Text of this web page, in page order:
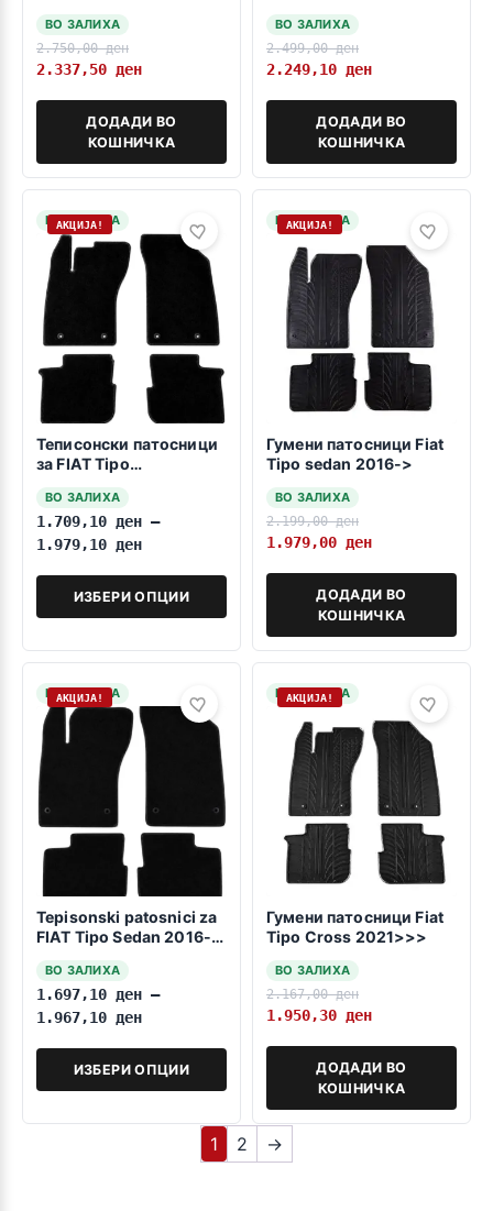
ВО ЗАЛИХА
2.750,00ден
2.337,50 ден
ДОДАДИ ВО
КОШНИЧКА
ВО ЗАЛИХА
2.499,00ден
2.249,10 ден
ДОДАДИ ВО
КОШНИЧКА
НА ЗАЛИХА
АКЦИЈА!
Теписонски патосници
за FIAT Tipo
2016-2026
ВО ЗАЛИХА
1.709,10 ден –
1.979,10 ден
ИЗБЕРИ ОПЦИИ
НА ЗАЛИХА
АКЦИЈА!
Гумени патосници Fiat
Tipo sedan 2016->
ВО ЗАЛИХА
2.199,00ден
1.979,00 ден
ДОДАДИ ВО
КОШНИЧКА
НА ЗАЛИХА
АКЦИЈА!
Tepisonski patosnici za
FIAT Tipo Sedan 2016-
ВО ЗАЛИХА
1.697,10 ден –
1.967,10 ден
ИЗБЕРИ ОПЦИИ
НА ЗАЛИХА
АКЦИЈА!
Гумени патосници Fiat
Tipo Cross 2021>>>
ВО ЗАЛИХА
2.167,00ден
1.950,30 ден
ДОДАДИ ВО
КОШНИЧКА
1 2 →